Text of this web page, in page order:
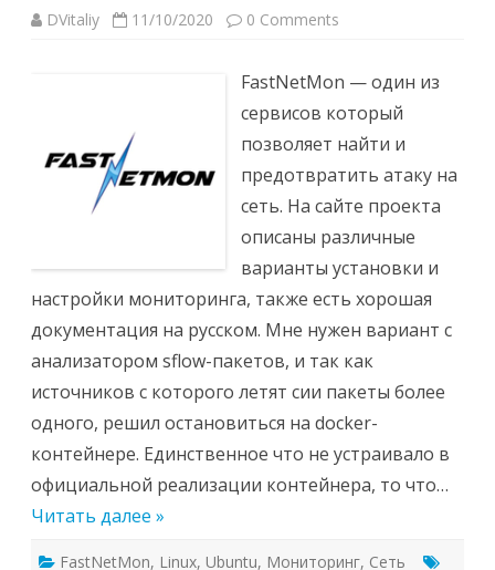
DVitaliy 11/10/2020 0 Comments
FastNetMon — один из
сервисов который
позволяет найти и
предотвратить атаку на
сеть. На сайте проекта
описаны различные
варианты установки и
настройки мониторинга, также есть хорошая
документация на русском. Мне нужен вариант с
анализатором sflow-пакетов, и так как
источников с которого летят сии пакеты более
одного, решил остановиться на docker-
контейнере. Единственное что не устраивало в
официальной реализации контейнера, то что…
Читать далее »
FastNetMon, Linux, Ubuntu, Мониторинг, Сеть